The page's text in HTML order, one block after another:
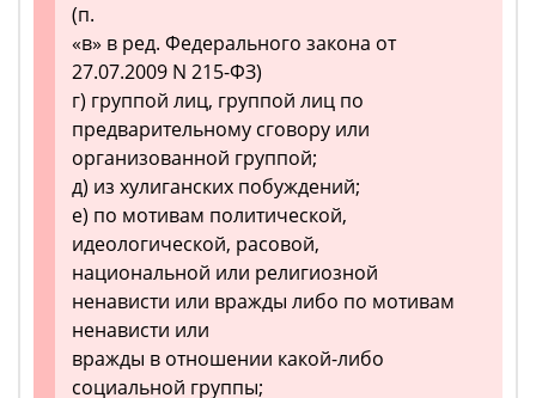
(п.
«в» в ред. Федерального закона от
27.07.2009 N 215-ФЗ)
г) группой лиц, группой лиц по
предварительному сговору или
организованной группой;
д) из хулиганских побуждений;
е) по мотивам политической,
идеологической, расовой,
национальной или религиозной
ненависти или вражды либо по мотивам
ненависти или
вражды в отношении какой-либо
социальной группы;